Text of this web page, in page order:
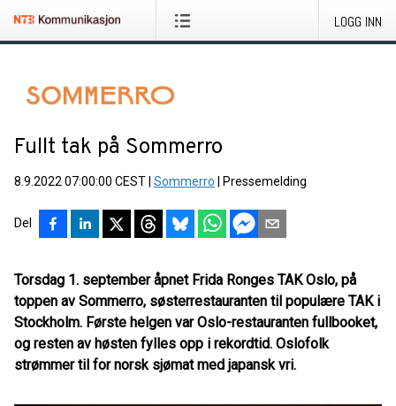
LOGG INN
Fullt tak på Sommerro
8.9.2022 07:00:00 CEST Sommerro Pressemelding
Del
Torsdag 1. september åpnet Frida Ronges TAK Oslo, på
toppen av Sommerro, søsterrestauranten til populære TAK i
Stockholm. Første helgen var Oslo-restauranten fullbooket,
og resten av høsten fylles opp i rekordtid. Oslofolk
strømmer til for norsk sjømat med japansk vri.